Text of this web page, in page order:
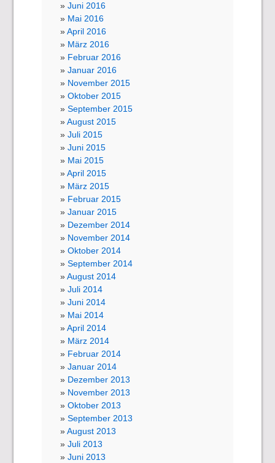
Juni 2016
Mai 2016
April 2016
März 2016
Februar 2016
Januar 2016
November 2015
Oktober 2015
September 2015
August 2015
Juli 2015
Juni 2015
Mai 2015
April 2015
März 2015
Februar 2015
Januar 2015
Dezember 2014
November 2014
Oktober 2014
September 2014
August 2014
Juli 2014
Juni 2014
Mai 2014
April 2014
März 2014
Februar 2014
Januar 2014
Dezember 2013
November 2013
Oktober 2013
September 2013
August 2013
Juli 2013
Juni 2013